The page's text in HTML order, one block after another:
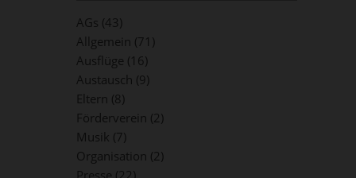
AGs (43)
Allgemein (71)
Ausflüge (16)
Austausch (9)
Eltern (8)
Förderverein (2)
Musik (7)
Organisation (2)
Presse (22)